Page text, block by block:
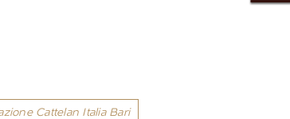
Cattelan Italia Bari